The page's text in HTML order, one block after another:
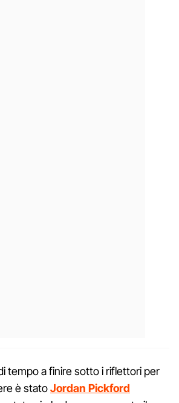
tempo a finire sotto i riflettori per
è statoJordan Pickford